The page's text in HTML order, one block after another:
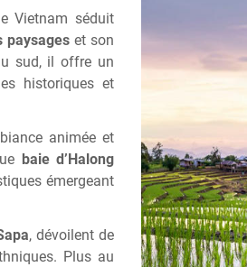
Vietnam séduit
paysages et son
sud, il offre un
historiques et
animée et
baie d’Halong
émergeant
, dévoilent de
Plus au